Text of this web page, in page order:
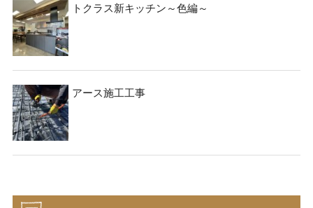
トクラス新キッチン～色編～
アース施工工事